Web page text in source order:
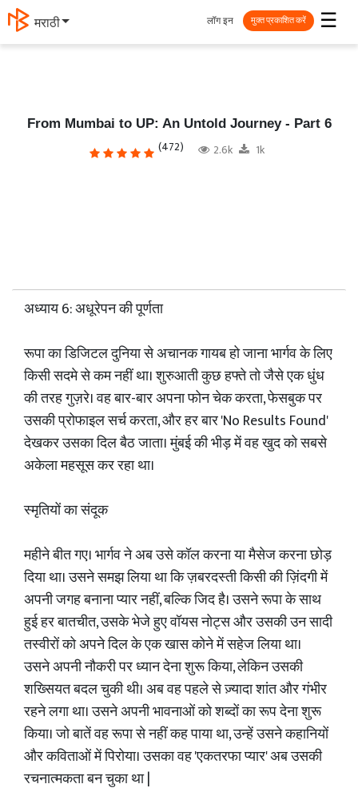
मराठी ☰
लॉग इन मुक्त प्रकाशित करें
From Mumbai to UP: An Untold Journey - Part 6
(472) 2.6k 1k
अध्याय 6: अधूरेपन की पूर्णता
रूपा का डिजिटल दुनिया से अचानक गायब हो जाना भार्गव के लिए
किसी सदमे से कम नहीं था। शुरुआती कुछ हफ्ते तो जैसे एक धुंध
की तरह गुज़रे। वह बार-बार अपना फोन चेक करता, फेसबुक पर
उसकी प्रोफाइल सर्च करता, और हर बार 'No Results Found'
देखकर उसका दिल बैठ जाता। मुंबई की भीड़ में वह खुद को सबसे
अकेला महसूस कर रहा था।
स्मृतियों का संदूक
महीने बीत गए। भार्गव ने अब उसे कॉल करना या मैसेज करना छोड़
दिया था। उसने समझ लिया था कि ज़बरदस्ती किसी की ज़िंदगी में
अपनी जगह बनाना प्यार नहीं, बल्कि जिद है। उसने रूपा के साथ
हुई हर बातचीत, उसके भेजे हुए वॉयस नोट्स और उसकी उन सादी
तस्वीरों को अपने दिल के एक खास कोने में सहेज लिया था।
उसने अपनी नौकरी पर ध्यान देना शुरू किया, लेकिन उसकी
शख्सियत बदल चुकी थी। अब वह पहले से ज़्यादा शांत और गंभीर
रहने लगा था। उसने अपनी भावनाओं को शब्दों का रूप देना शुरू
किया। जो बातें वह रूपा से नहीं कह पाया था, उन्हें उसने कहानियों
और कविताओं में पिरोया। उसका वह 'एकतरफा प्यार' अब उसकी
रचनात्मकता बन चुका था |